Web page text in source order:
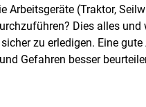
Arbeitsgeräte (Traktor,
Dies alles
zu erledigen. Eine
Gefahren besser